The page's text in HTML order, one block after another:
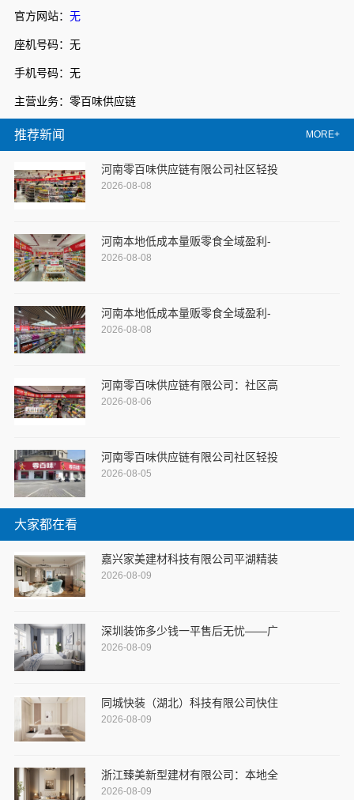
官方网站： 无
座机号码：无
手机号码：无
主营业务：零百味供应链
推荐新闻 MORE+
河南零百味供应链有限公司社区轻投
2026-08-08
河南本地低成本量贩零食全域盈利-
2026-08-08
河南本地低成本量贩零食全域盈利-
2026-08-08
河南零百味供应链有限公司：社区高
2026-08-06
河南零百味供应链有限公司社区轻投
2026-08-05
大家都在看
嘉兴家美建材科技有限公司平湖精装
2026-08-09
深圳装饰多少钱一平售后无忧——广
2026-08-09
同城快装（湖北）科技有限公司快住
2026-08-09
浙江臻美新型建材有限公司：本地全
2026-08-09